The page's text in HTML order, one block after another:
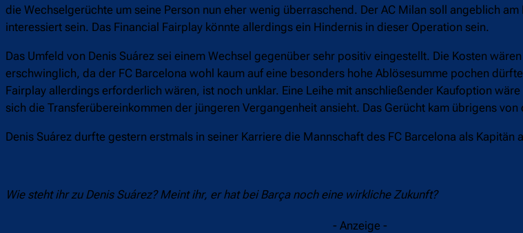
die Wechselgerüchte um seine Person nun eher wenig überraschend. Der AC Milan soll angeblich
interessiert sein. Das Financial Fairplay könnte allerdings ein Hindernis in dieser Operation sein.
Das Umfeld von Denis Suárez sei einem Wechsel gegenüber sehr positiv eingestellt. Die Kosten
erschwinglich, da der FC Barcelona wohl kaum auf eine besonders hohe Ablösesumme pochen
Fairplay allerdings erforderlich wären, ist noch unklar. Eine Leihe mit anschließender Kaufoption
sich die Transferübereinkommen der jüngeren Vergangenheit ansieht. Das Gerücht kam übrigens
Denis Suárez durfte gestern erstmals in seiner Karriere die Mannschaft des FC Barcelona als Kapitän
Wie steht ihr zu Denis Suárez? Meint ihr, er hat bei Barça noch eine wirkliche Zukunft?
- Anzeige -